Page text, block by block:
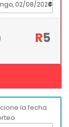
R5
la fecha